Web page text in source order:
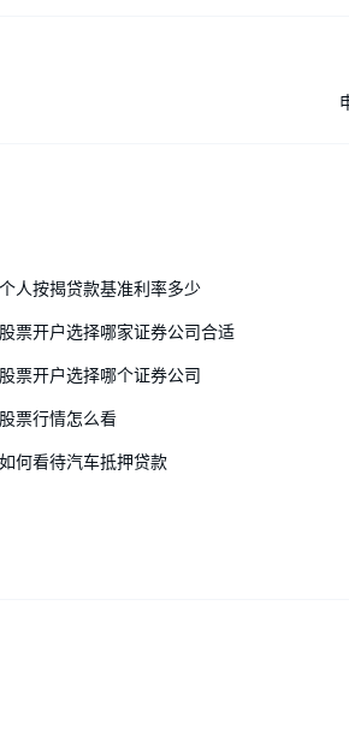
个人按揭贷款基准利率多少
股票开户选择哪家证券公司合适
股票开户选择哪个证券公司
股票行情怎么看
如何看待汽车抵押贷款